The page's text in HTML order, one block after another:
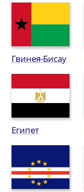
Гвинея-Бисау
Египет